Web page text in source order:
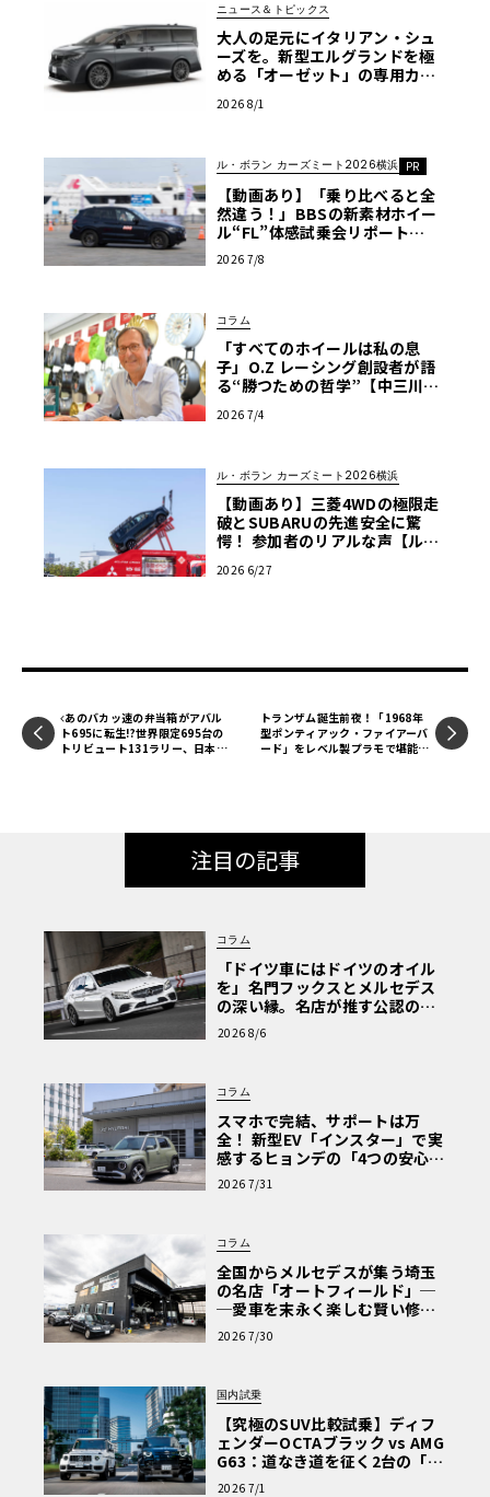
ニュース＆トピックス
大人の足元にイタリアン・シュ
ーズを。新型エルグランドを極
める「オーゼット」の専用カス
2026 8/1
ル・ボラン カーズミート2026横浜 PR
【動画あり】「乗り比べると全
然違う！」BBSの新素材ホイー
ル“FL”体感試乗会リポート
【ル・ボラン カーズミート2026
横浜】
2026 7/8
コラム
「すべてのホイールは私の息
子」O.Z レーシング創設者が語
る“勝つための哲学”【中三川大
2026 7/4
ル・ボラン カーズミート2026横浜
【動画あり】三菱4WDの極限走
破とSUBARUの先進安全に驚
愕！ 参加者のリアルな声【ル・
2026 6/27
あのバカッ速の弁当箱がアバル
ト695に転生!?世界限定695台の
トリビュート131ラリー、日本で
トランザム誕生前夜！「1968年
型ポンティアック・ファイアーバ
ード」をレベル製プラモで堪能す
注目の記事
コラム
「ドイツ車にはドイツのオイル
を」名門フックスとメルセデス
の深い縁。名店が推す公認の安
心と、Cクラスで味わうシルキー
な走り〈PR〉
2026 8/6
コラム
スマホで完結、サポートは万
全！ 新型EV「インスター」で実
感するヒョンデの「4つの安心」
【第1回・ヒョンデ6つの疑問：
Why? Hyundai?】〈PR〉
2026 7/31
コラム
全国からメルセデスが集う埼玉
の名店「オートフィールド」─
─愛車を末永く楽しむ賢い修理
術と、プロがフックス製オイル
を選ぶ理由〈PR〉
2026 7/30
国内試乗
【究極のSUV比較試乗】ディフ
ェンダーOCTAブラック vs AMG
G63：道なき道を征く2台の「対
極的アプローチ」
2026 7/1